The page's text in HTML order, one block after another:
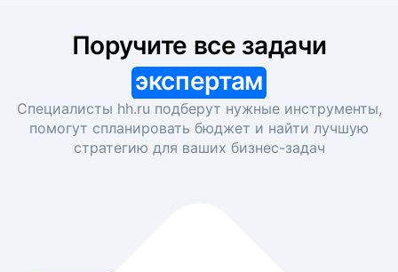
экспертам
Специалисты hh.ru подберут нужные инструменты,
помогут спланировать бюджет и найти лучшую
стратегию для ваших бизнес-задач